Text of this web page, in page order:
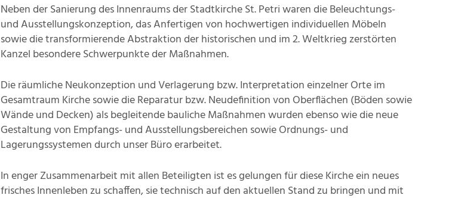
Neben der Sanierung des Innenraums der Stadtkirche St. Petri waren die Beleuchtungs-
und Ausstellungskonzeption, das Anfertigen von hochwertigen individuellen Möbeln
sowie die transformierende Abstraktion der historischen und im 2. Weltkrieg zerstörten
Kanzel besondere Schwerpunkte der Maßnahmen.
Die räumliche Neukonzeption und Verlagerung bzw. Interpretation einzelner Orte im
Gesamtraum Kirche sowie die Reparatur bzw. Neudefinition von Oberflächen (Böden sowie
Wände und Decken) als begleitende bauliche Maßnahmen wurden ebenso wie die neue
Gestaltung von Empfangs- und Ausstellungsbereichen sowie Ordnungs- und
Lagerungssystemen durch unser Büro erarbeitet.
In enger Zusammenarbeit mit allen Beteiligten ist es gelungen für diese Kirche ein neues
frisches Innenleben zu schaffen, sie technisch auf den aktuellen Stand zu bringen und mit